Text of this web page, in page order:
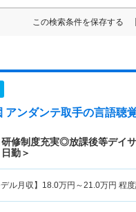
この検索条件を保存する
アンダンテ取手の言語聴
研修制度充実◎放課後等デイ
勤＞
デル月収】 18.0万円～21.0万円 程